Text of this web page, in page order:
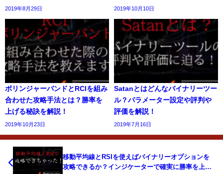
2019年8月29日 2019年10月10日
ボリンジャーバンドとRCIを組み
合わせた攻略手法とは？勝率を
上げる秘訣を解説！
2019年10月23日
Satanとはどんなバイナリーツー
ル？パラメーター設定や評判や
評価を解説！
2019年7月16日
移動平均線とRSIを使えばバイナリーオプションを
攻略できるか？インジケーターで確実に勝率を上げ